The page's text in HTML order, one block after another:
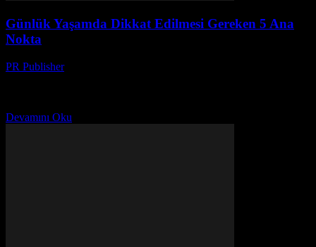
Günlük Yaşamda Dikkat Edilmesi Gereken 5 Ana
Nokta
PR Publisher-
Devamını Oku